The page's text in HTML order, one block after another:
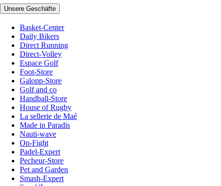
Unsere Geschäfte
Basket-Center
Daily Bikers
Direct Running
Direct-Volley
Espace Golf
Foot-Store
Galopp-Store
Golf and co
Handball-Store
House of Rugby
La sellerie de Maé
Made in Paradis
Nauti-wave
On-Fight
Padel-Expert
Pecheur-Store
Pet and Garden
Smash-Expert